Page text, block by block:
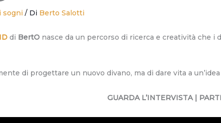
sogni / Di Berto Salotti
di BertO nasce da un percorso di ricerca e creatività che i
di progettare un nuovo divano, ma di dare vita a
GUARDA L’INTERVISTA |